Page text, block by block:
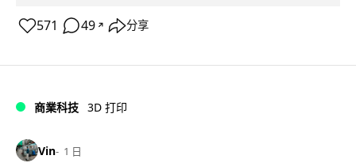
571 49 ↗ 分享
商業科技 3D 打印
Vin 1 日